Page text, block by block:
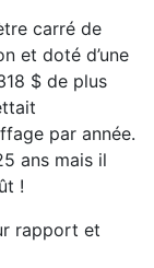
carré de
et doté d’une
$ de plus
par année.
ans mais il
!
rapport et